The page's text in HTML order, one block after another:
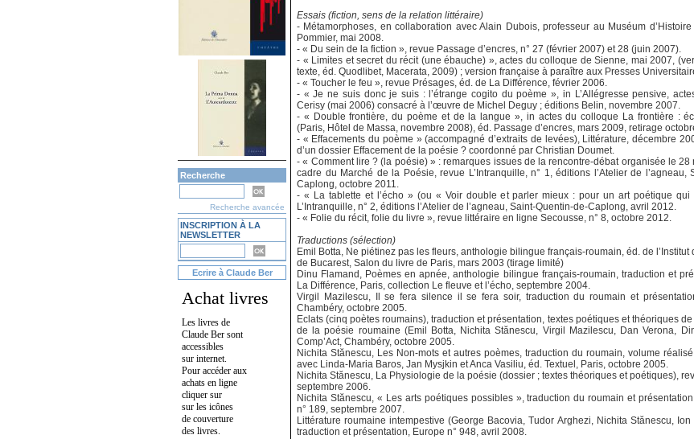
Recherche
Recherche avancée
INSCRIPTION À LA
NEWSLETTER
Ecrire à Claude Ber
Achat livres
Les livres de
Claude Ber sont
accessibles
sur internet.
Pour accéder aux
achats en ligne
cliquer sur
sur les icônes
de couverture
des livres.
Essais (fiction, sens de la relation littéraire)
- Métamorphoses, en collaboration avec Alain Dubois, professeur au Muséum
Pommier, mai 2008.
- « Du sein de la fiction », revue Passage d’encres, n° 27 (février 2007) et 28 (juin 2007).
- « Limites et secret du récit (une ébauche) », actes du colloque de Sienne, mai 2007,
texte, éd. Quodlibet, Macerata, 2009) ; version française à paraître aux Presses
- « Toucher le feu », revue Présages, éd. de La Différence, février 2006.
- « Je ne suis donc je suis : l’étrange cogito du poème », in L’Allégresse pensive,
Cerisy (mai 2006) consacré à l’œuvre de Michel Deguy ; éditions Belin, novembre 2007.
- « Double frontière, du poème et de la langue », in actes du colloque La frontière :
(Paris, Hôtel de Massa, novembre 2008), éd. Passage d’encres, mars 2009, retirage
- « Effacements du poème » (accompagné d’extraits de levées), Littérature, décembre
d’un dossier Effacement de la poésie ? coordonné par Christian Doumet.
- « Comment lire ? (la poésie) » : remarques issues de la rencontre-débat organisée le 28
cadre du Marché de la Poésie, revue L’Intranquille, n° 1, éditions l’Atelier de l’agneau,
Caplong, octobre 2011.
- « La tablette et l’écho » (ou « Voir double et parler mieux : pour un art poétique qui
L’Intranquille, n° 2, éditions l’Atelier de l’agneau, Saint-Quentin-de-Caplong, avril 2012.
- « Folie du récit, folie du livre », revue littéraire en ligne Secousse, n° 8, octobre 2012.
Traductions (sélection)
Emil Botta, Ne piétinez pas les fleurs, anthologie bilingue français-roumain, éd. de l’Institut
de Bucarest, Salon du livre de Paris, mars 2003 (tirage limité)
Dinu Flamand, Poèmes en apnée, anthologie bilingue français-roumain, traduction et
La Différence, Paris, collection Le fleuve et l’écho, septembre 2004.
Virgil Mazilescu, Il se fera silence il se fera soir, traduction du roumain et
Chambéry, octobre 2005.
Eclats (cinq poètes roumains), traduction et présentation, textes poétiques et théoriques
de la poésie roumaine (Emil Botta, Nichita Stănescu, Virgil Mazilescu, Dan Verona,
Comp’Act, Chambéry, octobre 2005.
Nichita Stănescu, Les Non-mots et autres poèmes, traduction du roumain, volume
avec Linda-Maria Baros, Jan Mysjkin et Anca Vasiliu, éd. Textuel, Paris, octobre 2005.
Nichita Stănescu, La Physiologie de la poésie (dossier ; textes théoriques et poétiques),
septembre 2006.
Nichita Stănescu, « Les arts poétiques possibles », traduction du roumain et
n° 189, septembre 2007.
Littérature roumaine intempestive (George Bacovia, Tudor Arghezi, Nichita Stănescu,
traduction et présentation, Europe n° 948, avril 2008.